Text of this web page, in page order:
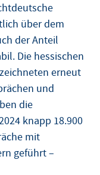
über dem
der Anteil
Die hessischen
erneut
und
die
knapp 18.900
mit
geführt –